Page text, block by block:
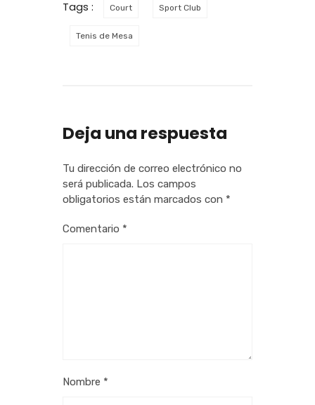
Tags : Court Sport Club
Tenis de Mesa
Deja una respuesta
Tu dirección de correo electrónico no
será publicada. Los campos
obligatorios están marcados con *
Comentario *
Nombre *